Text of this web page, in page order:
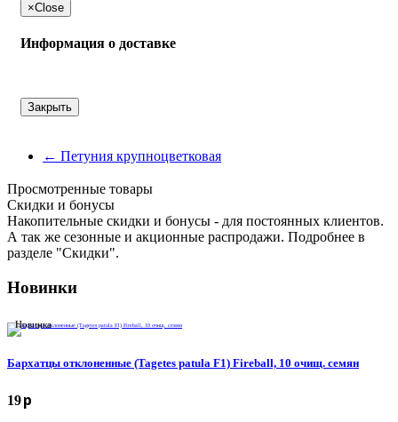
×Close
Информация о доставке
Закрыть
← Петуния крупноцветковая
Просмотренные товары
Cкидки и бонусы
Накопительные скидки и бонусы - для постоянных клиентов.
А так же сезонные и акционные распродажи. Подробнее в
разделе "Скидки".
Новинки
Новинка
Бархатцы отклоненные (Tagetes patula F1) Fireball, 10 очищ. семян
19p